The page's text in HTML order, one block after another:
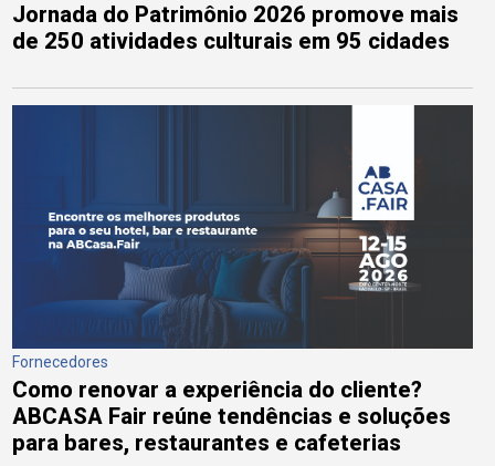
Jornada do Patrimônio 2026 promove mais
de 250 atividades culturais em 95 cidades
Fornecedores
Como renovar a experiência do cliente?
ABCASA Fair reúne tendências e soluções
para bares, restaurantes e cafeterias